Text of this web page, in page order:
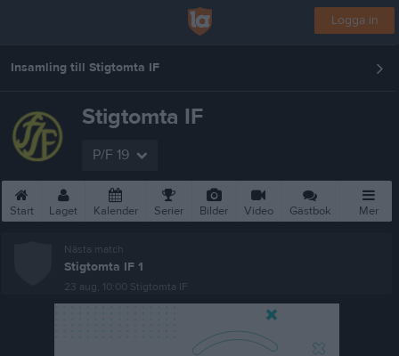
Logga in
Insamling till Stigtomta IF
Stigtomta IF
P/F 19
Start Laget Kalender Serier Bilder Video Gästbok Mer
Nästa match
Stigtomta IF 1
23 aug, 10:00 Stigtomta IF